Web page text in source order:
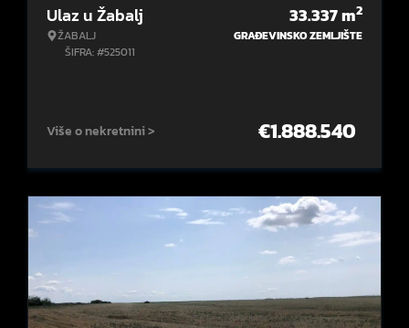
Ulaz u Žabalj
ŽABALJ
ŠIFRA: #525011
33.337m2
GRAĐEVINSKO ZEMLJIŠTE
Više o nekretnini > €1.888.540